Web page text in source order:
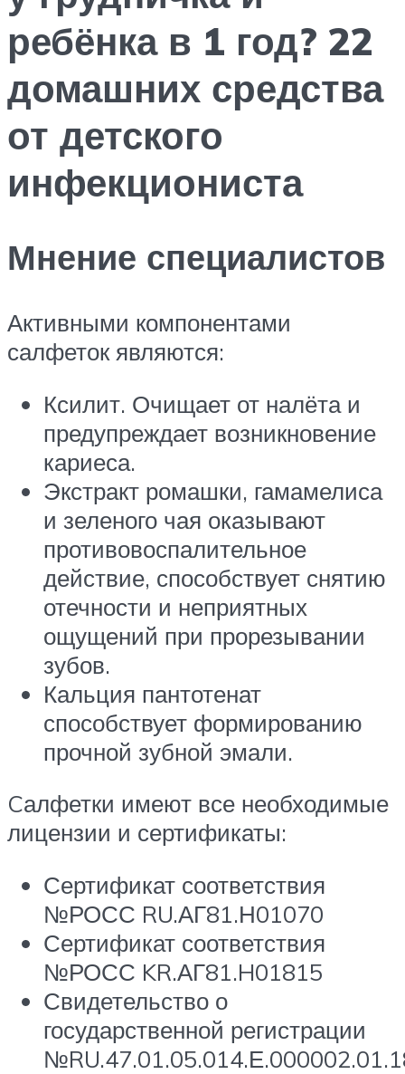
ребёнка в 1 год? 22
домашних средства
от детского
инфекциониста
Мнение специалистов
Активными компонентами
салфеток являются:
Ксилит. Очищает от налёта и
предупреждает возникновение
кариеса.
Экстракт ромашки, гамамелиса
и зеленого чая оказывают
противовоспалительное
действие, способствует снятию
отечности и неприятных
ощущений при прорезывании
зубов.
Кальция пантотенат
способствует формированию
прочной зубной эмали.
Cалфетки имеют все необходимые
лицензии и сертификаты:
Сертификат соответствия
№РОСС RU.АГ81.Н01070
Сертификат соответствия
№РОСС KR.АГ81.H01815
Свидетельство о
государственной регистрации